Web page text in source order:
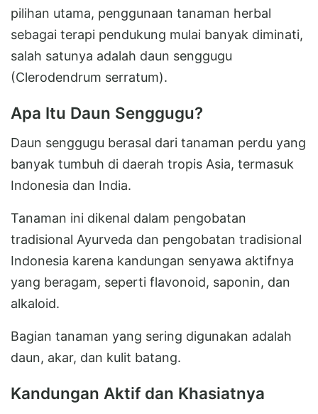
pilihan utama, penggunaan tanaman herbal
sebagai terapi pendukung mulai banyak diminati,
salah satunya adalah daun senggugu
(Clerodendrum serratum).
Apa Itu Daun Senggugu?
Daun senggugu berasal dari tanaman perdu yang
banyak tumbuh di daerah tropis Asia, termasuk
Indonesia dan India.
Tanaman ini dikenal dalam pengobatan
tradisional Ayurveda dan pengobatan tradisional
Indonesia karena kandungan senyawa aktifnya
yang beragam, seperti flavonoid, saponin, dan
alkaloid.
Bagian tanaman yang sering digunakan adalah
daun, akar, dan kulit batang.
Kandungan Aktif dan Khasiatnya